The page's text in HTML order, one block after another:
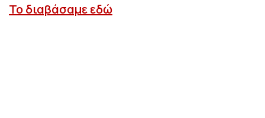
Το διαβάσαμε εδώ